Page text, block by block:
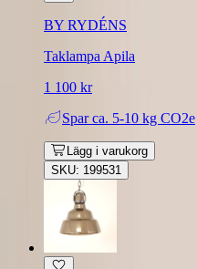
BY RYDÉNS
Taklampa Apila
1 100 kr
Spar ca. 5-10 kg CO2e
Lägg i varukorg
SKU: 199531